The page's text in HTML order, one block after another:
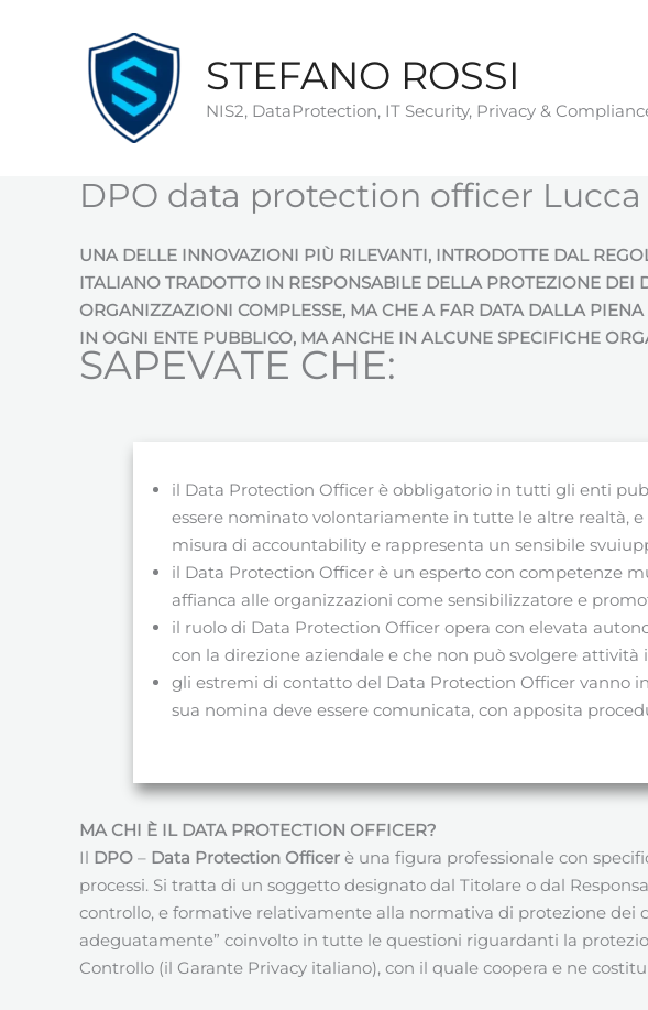
STEFANO ROSSI
NIS2, DataProtection, IT Security, Privacy &
DPO data protection officer Lucca
UNA DELLE INNOVAZIONI PIÙ RILEVANTI, INTRODOTTE DAL
ITALIANO TRADOTTO IN RESPONSABILE DELLA PROTEZIONE DEI
ORGANIZZAZIONI COMPLESSE, MA CHE A FAR DATA DALLA
IN OGNI ENTE PUBBLICO, MA ANCHE IN ALCUNE SPECIFICHE
SAPEVATE CHE:
il Data Protection Officer è obbligatorio in tutti gli enti
essere nominato volontariamente in tutte le altre realtà,
misura di accountability e rappresenta un sensibile
il Data Protection Officer è un esperto con competenze
affianca alle organizzazioni come sensibilizzatore e
il ruolo di Data Protection Officer opera con elevata
con la direzione aziendale e che non può svolgere
gli estremi di contatto del Data Protection Officer vanno
sua nomina deve essere comunicata, con apposita
MA CHI È IL DATA PROTECTION OFFICER?
Il DPO – Data Protection Officer è una figura professionale con
processi. Si tratta di un soggetto designato dal Titolare o dal
controllo, e formative relativamente alla normativa di protezione dei
adeguatamente” coinvolto in tutte le questioni riguardanti la
Controllo (il Garante Privacy italiano), con il quale coopera e ne